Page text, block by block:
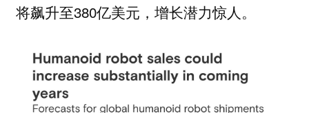
将飙升至380亿美元，增长潜力惊人。